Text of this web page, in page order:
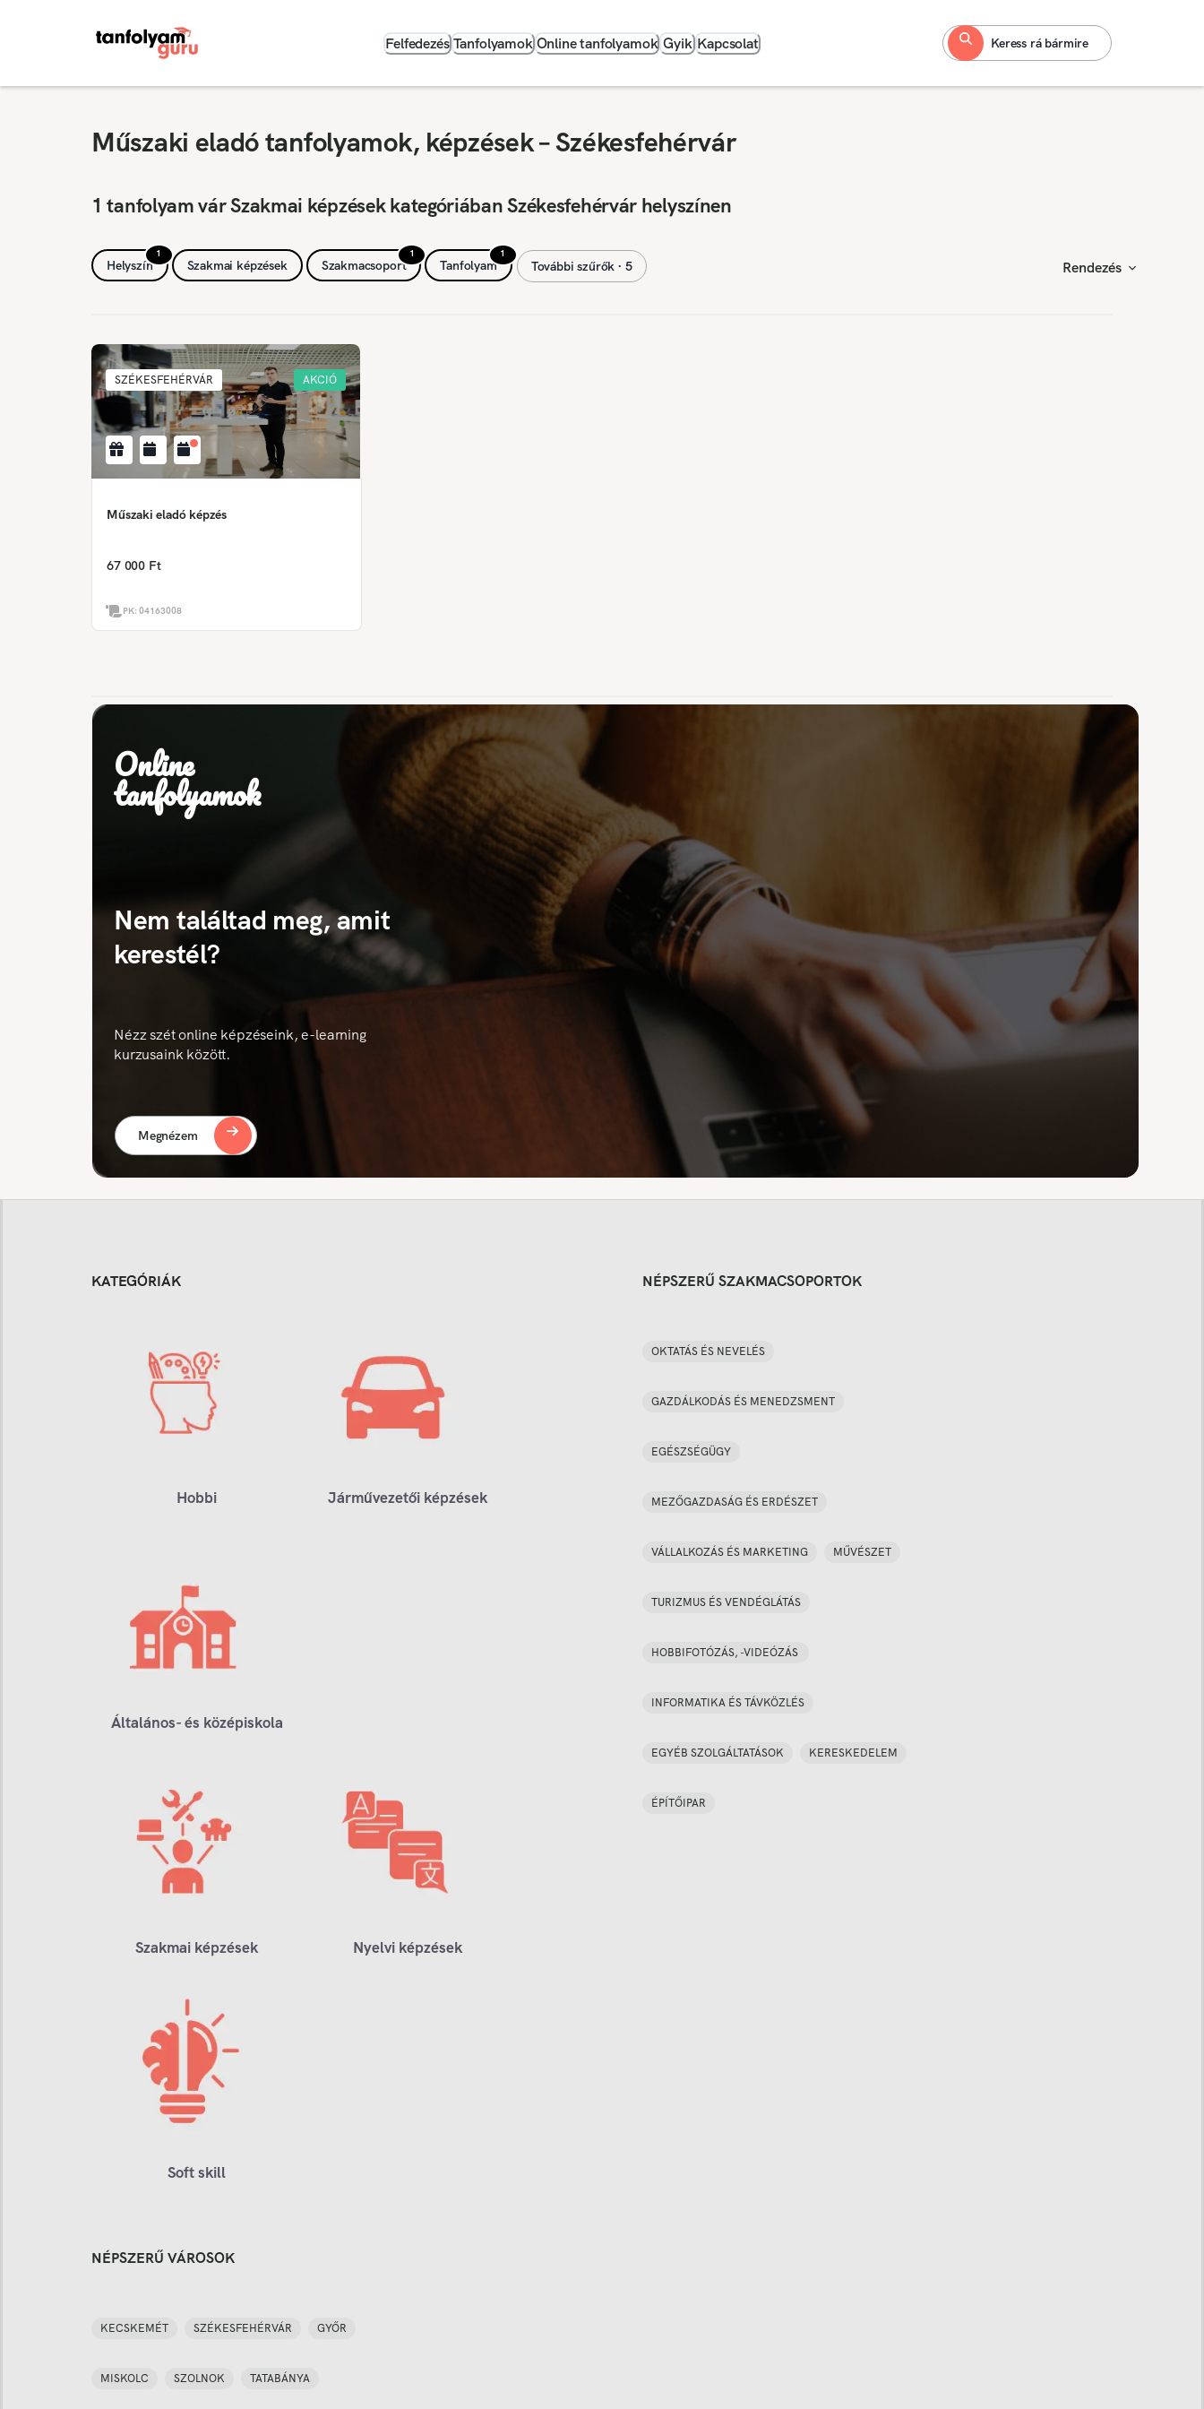
Felfedezés Tanfolyamok Online tanfolyamok Gyik Kapcsolat Keress rá bármire
Műszaki eladó tanfolyamok, képzések – Székesfehérvár
1 tanfolyam vár Szakmai képzések kategóriában Székesfehérvár helyszínen
1
Helyszín Szakmai képzések
1
Szakmacsoport
1
Tanfolyam További szűrők ∙ 5 Rendezés
SZÉKESFEHÉRVÁR AKCIÓ
Műszaki eladó képzés
67 000 Ft
PK:04163008
Online
tanfolyamok
Nem találtad meg, amit
kerestél?
Nézz szét online képzéseink, e-learning
kurzusaink között.
Megnézem
KATEGÓRIÁK
Hobbi Járművezetői képzések
Általános- és középiskola
Szakmai képzések Nyelvi képzések
Soft skill
NÉPSZERŰ SZAKMACSOPORTOK
OKTATÁS ÉS NEVELÉS
GAZDÁLKODÁS ÉS MENEDZSMENT
EGÉSZSÉGÜGY
MEZŐGAZDASÁG ÉS ERDÉSZET
VÁLLALKOZÁS ÉS MARKETING MŰVÉSZET
TURIZMUS ÉS VENDÉGLÁTÁS
HOBBIFOTÓZÁS, -VIDEÓZÁS
INFORMATIKA ÉS TÁVKÖZLÉS
EGYÉB SZOLGÁLTATÁSOK KERESKEDELEM
ÉPÍTŐIPAR
NÉPSZERŰ VÁROSOK
KECSKEMÉT SZÉKESFEHÉRVÁR GYŐR
MISKOLC SZOLNOK TATABÁNYA